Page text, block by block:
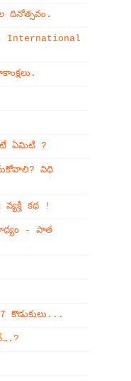
దినోత్సవం.
- International
ఏమిటి ?
విధి
కథ !
- పాత